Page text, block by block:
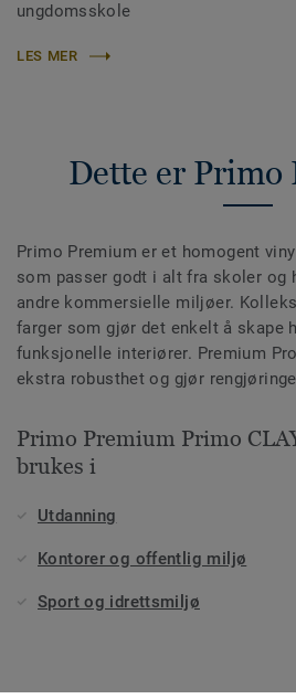
ungdomsskole
LES MER
Dette er Primo
Primo Premium er et homogent
som passer godt i alt fra skoler og
andre kommersielle miljøer.
farger som gjør det enkelt å skape
funksjonelle interiører. Premium
ekstra robusthet og gjør
Primo Premium Primo
brukes i
Utdanning
Kontorer og offentlig miljø
Sport og idrettsmiljø